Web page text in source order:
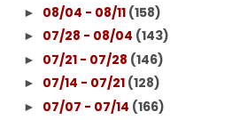
► 08/04 - 08/11 (158)
► 07/28 - 08/04 (143)
► 07/21 - 07/28 (146)
► 07/14 - 07/21 (128)
► 07/07 - 07/14 (166)